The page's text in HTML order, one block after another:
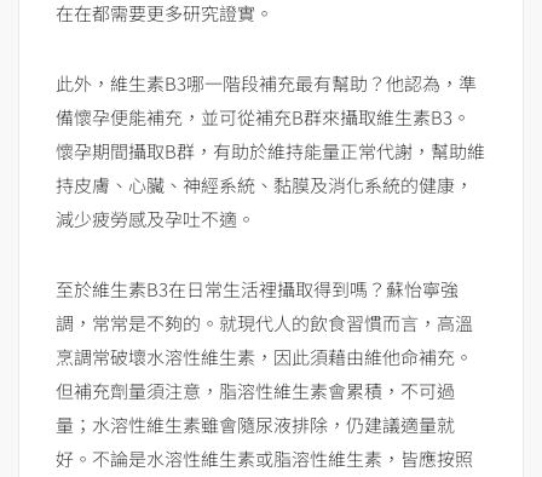
在在都需要更多研究證實。
此外，維生素B3哪一階段補充最有幫助？他認為，準
備懷孕便能補充，並可從補充B群來攝取維生素B3。
懷孕期間攝取B群，有助於維持能量正常代謝，幫助維
持皮膚、心臟、神經系統、黏膜及消化系統的健康，
減少疲勞感及孕吐不適。
至於維生素B3在日常生活裡攝取得到嗎？蘇怡寧強
調，常常是不夠的。就現代人的飲食習慣而言，高溫
烹調常破壞水溶性維生素，因此須藉由維他命補充。
但補充劑量須注意，脂溶性維生素會累積，不可過
量；水溶性維生素雖會隨尿液排除，仍建議適量就
好。不論是水溶性維生素或脂溶性維生素，皆應按照